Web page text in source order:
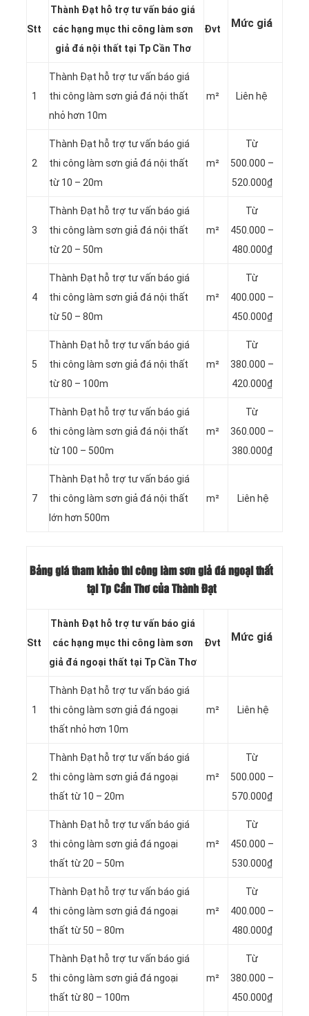
Stt
Thành Đạt hỗ trợ tư vấn báo giá
các hạng mục thi công làm sơn
giả đá nội thất tại Tp Cần Thơ
Đvt Mức giá
1
Thành Đạt hỗ trợ tư vấn báo giá
thi công làm sơn giả đá nội thất
nhỏ hơn 10m
m² Liên hệ
2
Thành Đạt hỗ trợ tư vấn báo giá
thi công làm sơn giả đá nội thất
từ 10 – 20m
m²
Từ
500.000 –
520.000₫
3
Thành Đạt hỗ trợ tư vấn báo giá
thi công làm sơn giả đá nội thất
từ 20 – 50m
m²
Từ
450.000 –
480.000₫
4
Thành Đạt hỗ trợ tư vấn báo giá
thi công làm sơn giả đá nội thất
từ 50 – 80m
m²
Từ
400.000 –
450.000₫
5
Thành Đạt hỗ trợ tư vấn báo giá
thi công làm sơn giả đá nội thất
từ 80 – 100m
m²
Từ
380.000 –
420.000₫
6
Thành Đạt hỗ trợ tư vấn báo giá
thi công làm sơn giả đá nội thất
từ 100 – 500m
m²
Từ
360.000 –
380.000₫
7
Thành Đạt hỗ trợ tư vấn báo giá
thi công làm sơn giả đá nội thất
lớn hơn 500m
m² Liên hệ
Bảng giá tham khảo thi công làm sơn giả đá ngoại thất
tại Tp Cần Thơ của Thành Đạt
Stt
Thành Đạt hỗ trợ tư vấn báo giá
các hạng mục thi công làm sơn
giả đá ngoại thất tại Tp Cần Thơ
Đvt Mức giá
1
Thành Đạt hỗ trợ tư vấn báo giá
thi công làm sơn giả đá ngoại
thất nhỏ hơn 10m
m² Liên hệ
2
Thành Đạt hỗ trợ tư vấn báo giá
thi công làm sơn giả đá ngoại
thất từ 10 – 20m
m²
Từ
500.000 –
570.000₫
3
Thành Đạt hỗ trợ tư vấn báo giá
thi công làm sơn giả đá ngoại
thất từ 20 – 50m
m²
Từ
450.000 –
530.000₫
4
Thành Đạt hỗ trợ tư vấn báo giá
thi công làm sơn giả đá ngoại
thất từ 50 – 80m
m²
Từ
400.000 –
480.000₫
5
Thành Đạt hỗ trợ tư vấn báo giá
thi công làm sơn giả đá ngoại
thất từ 80 – 100m
m²
Từ
380.000 –
450.000₫